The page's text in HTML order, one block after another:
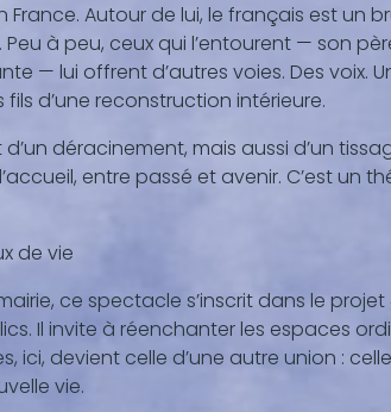
Autour de lui, le français est un
Peu à peu, ceux qui l’entourent — son
— lui offrent d’autres voies. Des voix.
d’une reconstruction intérieure.
déracinement, mais aussi d’un
entre passé et avenir. C’est un
de vie
ce spectacle s’inscrit dans le
Il invite à réenchanter les espaces
ici, devient celle d’une autre union :
vie.